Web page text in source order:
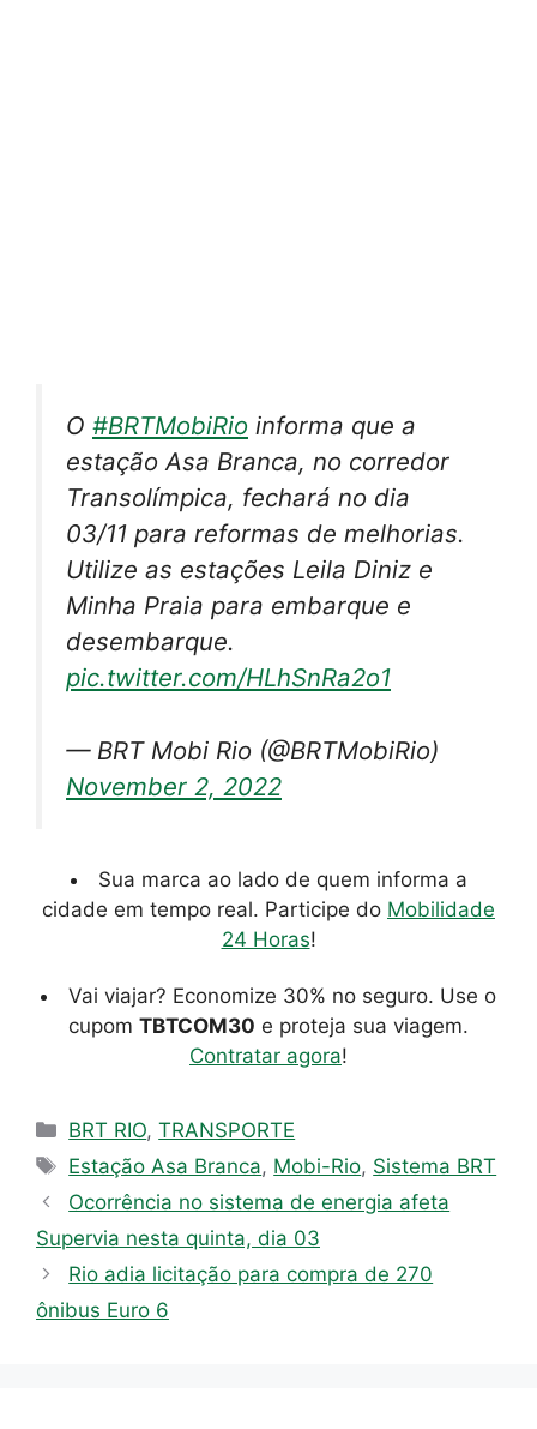
O #BRTMobiRio informa que a
estação Asa Branca, no corredor
Transolímpica, fechará no dia
03/11 para reformas de melhorias.
Utilize as estações Leila Diniz e
Minha Praia para embarque e
desembarque.
pic.twitter.com/HLhSnRa2o1
— BRT Mobi Rio (@BRTMobiRio)
November 2, 2022
Sua marca ao lado de quem informa a
cidade em tempo real. Participe do Mobilidade
24 Horas!
Vai viajar? Economize 30% no seguro. Use o
cupom TBTCOM30 e proteja sua viagem.
Contratar agora!
Categorias
BRT RIO,TRANSPORTE
Tags
Estação Asa Branca, Mobi-Rio, Sistema BRT
Ocorrência no sistema de energia afeta
Supervia nesta quinta, dia 03
Rio adia licitação para compra de 270
ônibus Euro 6